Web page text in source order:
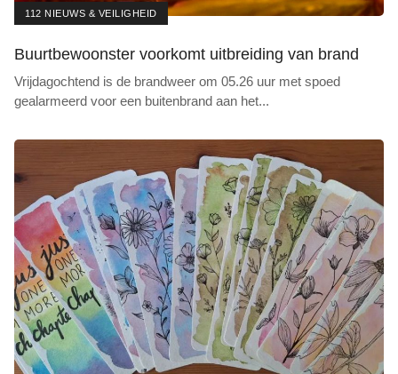
112 NIEUWS & VEILIGHEID
Buurtbewoonster voorkomt uitbreiding van brand
Vrijdagochtend is de brandweer om 05.26 uur met spoed
gealarmeerd voor een buitenbrand aan het...